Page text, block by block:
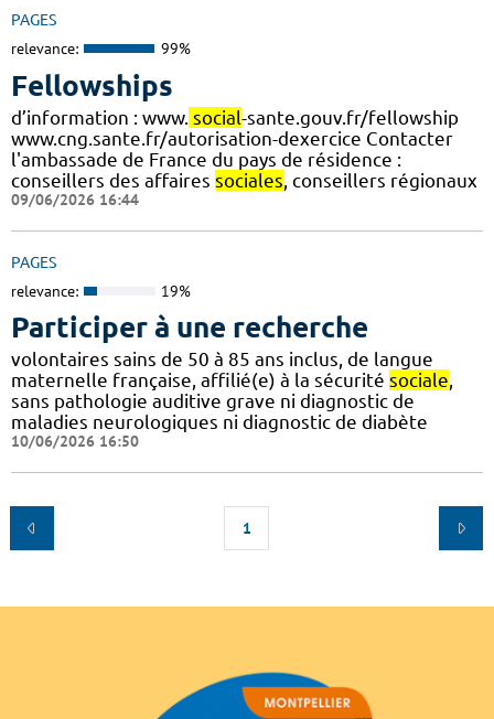
PAGES
relevance: 99%
Fellowships
d’information : www. social-sante.gouv.fr/fellowship
www.cng.sante.fr/autorisation-dexercice Contacter
l'ambassade de France du pays de résidence :
conseillers des affaires sociales , conseillers régionaux
09/06/2026 16:44
PAGES
relevance: 19%
Participer à une recherche
volontaires sains de 50 à 85 ans inclus, de langue
maternelle française, affilié(e) à la sécurité sociale,
sans pathologie auditive grave ni diagnostic de
maladies neurologiques ni diagnostic de diabète
10/06/2026 16:50
1